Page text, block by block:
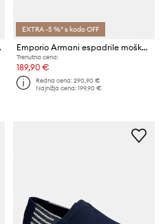
EXTRA -5 %* s kodo OFF
Emporio Armani espadrile moške semišaste
Trenutna cena:
189,90 €
Redna cena:290,90 €
Najnižja cena:199,90 €